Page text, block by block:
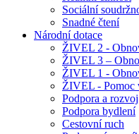
Sociální
Snadné čtení
Národní dotace
ŽIVEL 2 -
ŽIVEL 3 –
ŽIVEL 1 -
ŽIVEL -
Podpora a
Podpora bydlení
Cestovní ruch